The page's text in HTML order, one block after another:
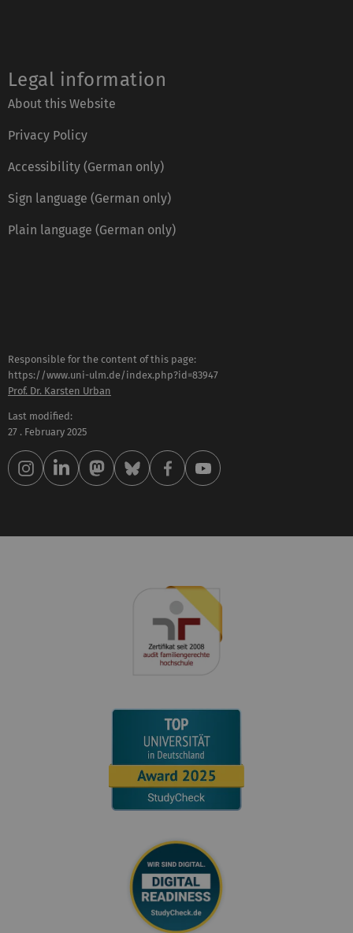
Legal information
About this Website
Privacy Policy
Accessibility (German only)
Sign language (German only)
Plain language (German only)
Responsible for the content of this page:
https://www.uni-ulm.de/index.php?id=83947
Prof. Dr. Karsten Urban
Last modified:
27 . February 2025